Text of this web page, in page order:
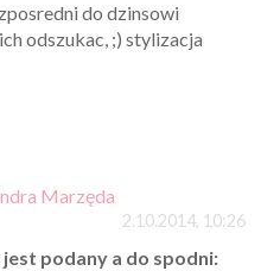
do dzinsowi
odszukac, ;) stylizacja
Marzęda
2.10.2014, 10:26
podany a do spodni: